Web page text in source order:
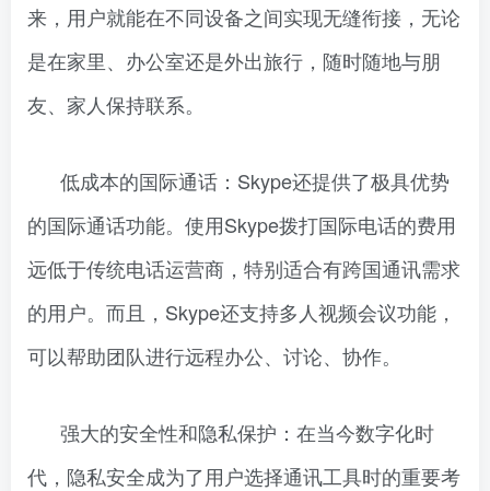
来，用户就能在不同设备之间实现无缝衔接，无论
是在家里、办公室还是外出旅行，随时随地与朋
友、家人保持联系。
低成本的国际通话：Skype还提供了极具优势
的国际通话功能。使用Skype拨打国际电话的费用
远低于传统电话运营商，特别适合有跨国通讯需求
的用户。而且，Skype还支持多人视频会议功能，
可以帮助团队进行远程办公、讨论、协作。
强大的安全性和隐私保护：在当今数字化时
代，隐私安全成为了用户选择通讯工具时的重要考